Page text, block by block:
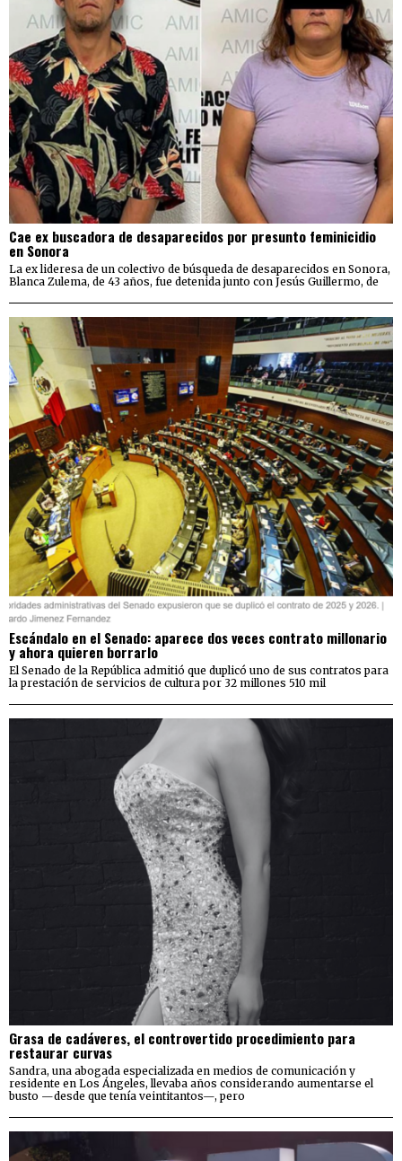
Cae ex buscadora de desaparecidos por presunto feminicidio
en Sonora
La ex lideresa de un colectivo de búsqueda de desaparecidos en Sonora,
Blanca Zulema, de 43 años, fue detenida junto con Jesús Guillermo, de
Escándalo en el Senado: aparece dos veces contrato millonario
y ahora quieren borrarlo
El Senado de la República admitió que duplicó uno de sus contratos para
la prestación de servicios de cultura por 32 millones 510 mil
Grasa de cadáveres, el controvertido procedimiento para
restaurar curvas
Sandra, una abogada especializada en medios de comunicación y
residente en Los Ángeles, llevaba años considerando aumentarse el
busto —desde que tenía veintitantos—, pero